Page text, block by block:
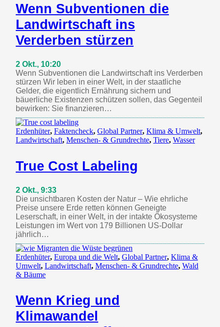
Wenn Subventionen die
Landwirtschaft ins
Verderben stürzen
2 Okt., 10:20
Wenn Subventionen die Landwirtschaft ins Verderben
stürzen Wir leben in einer Welt, in der staatliche
Gelder, die eigentlich Ernährung sichern und
bäuerliche Existenzen schützen sollen, das Gegenteil
bewirken: Sie finanzieren…
Erdenhüter, Faktencheck, Global Partner, Klima & Umwelt,
Landwirtschaft, Menschen- & Grundrechte, Tiere, Wasser
True Cost Labeling
2 Okt., 9:33
Die unsichtbaren Kosten der Natur – Wie ehrliche
Preise unsere Erde retten können Geneigte
Leserschaft, in einer Welt, in der intakte Ökosysteme
Leistungen im Wert von 179 Billionen US-Dollar
jährlich…
Erdenhüter, Europa und die Welt, Global Partner, Klima &
Umwelt, Landwirtschaft, Menschen- & Grundrechte, Wald
& Bäume
Wenn Krieg und
Klimawandel